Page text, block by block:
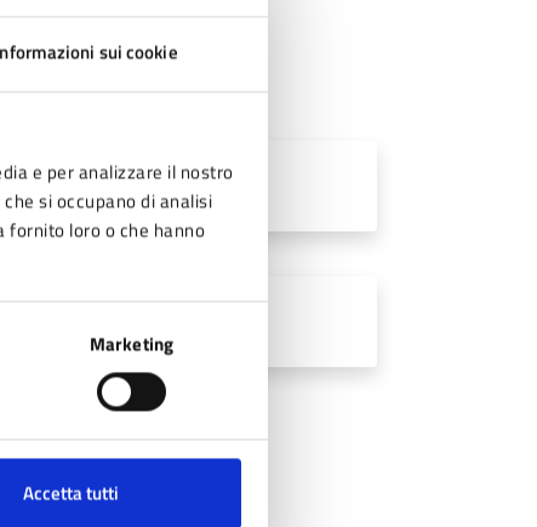
sui cookie
e per analizzare il nostro
si occupano di analisi
fornito loro o che hanno
Marketing
Accetta tutti